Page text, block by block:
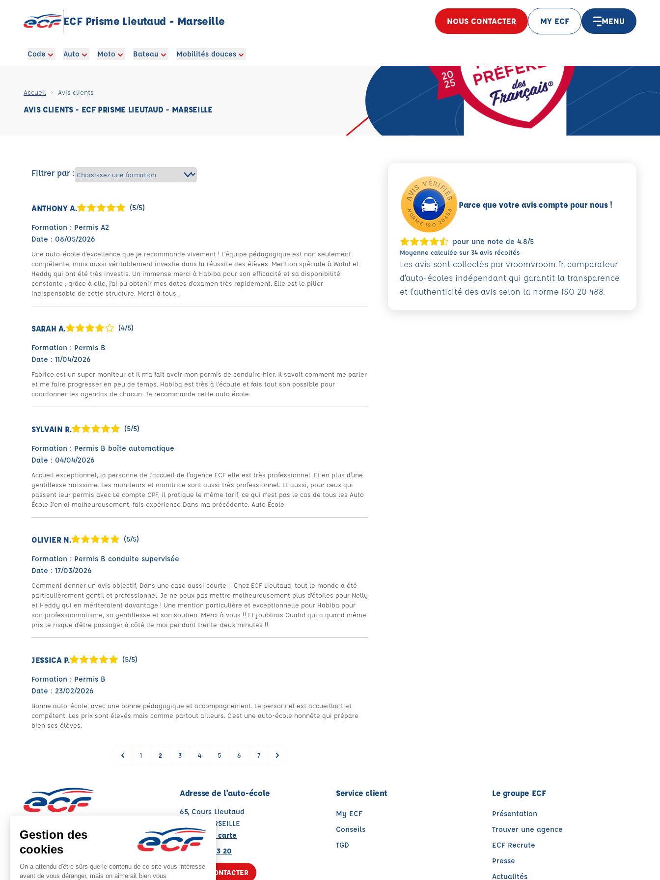
ECF Prisme Lieutaud - Marseille NOUS CONTACTER MY ECF MENU
Code Auto Moto Bateau Mobilités douces
Accueil Avis clients
AVIS CLIENTS - ECF PRISME LIEUTAUD - MARSEILLE
Filtrer par :
ANTHONY A. (5/5)
Formation : Permis A2
Date : 08/05/2026
Une auto-école d'excellence que je recommande vivement ! L’équipe pédagogique est non seulement
compétente, mais aussi véritablement investie dans la réussite des élèves. Mention spéciale à Walid et
Heddy qui ont été très investis. Un immense merci à Habiba pour son efficacité et sa disponibilité
constante ; grâce à elle, j'ai pu obtenir mes dates d'examen très rapidement. Elle est le pilier
indispensable de cette structure. Merci à tous !
SARAH A. (4/5)
Formation : Permis B
Date : 11/04/2026
Fabrice est un super moniteur et il m’a fait avoir mon permis de conduire hier. Il savait comment me parler
et me faire progresser en peu de temps. Habiba est très à l’écoute et fais tout son possible pour
coordonner les agendas de chacun. Je recommande cette auto école.
SYLVAIN R. (5/5)
Formation : Permis B boîte automatique
Date : 04/04/2026
Accueil exceptionnel, la personne de l’accueil de l’agence ECF elle est très professionnel .Et en plus d’une
gentillesse rarissime. Les moniteurs et monitrice sont aussi très professionnel. Et aussi, pour ceux qui
passent leur permis avec Le compte CPF, il pratique le même tarif, ce qui n’est pas le cas de tous les Auto
École J’en ai malheureusement, fais expérience Dans ma précédente. Auto École.
OLIVIER N. (5/5)
Formation : Permis B conduite supervisée
Date : 17/03/2026
Comment donner un avis objectif, Dans une case aussi courte !! Chez ECF Lieutaud, tout le monde a été
particulièrement gentil et professionnel. Je ne peux pas mettre malheureusement plus d'étoiles pour Nelly
et Heddy qui en mériteraient davantage ! Une mention particulière et exceptionnelle pour Habiba pour
son professionnalisme, sa gentillesse et son soutien. Merci à vous !! Et j'oubliais Oualid qui a quand même
pris le risque d'être passager à côté de moi pendant trente-deux minutes !!
JESSICA P. (5/5)
Formation : Permis B
Date : 23/02/2026
Bonne auto-école, avec une bonne pédagogique et accompagnement. Le personnel est accueillant et
compétent. Les prix sont élevés mais comme partout ailleurs. C'est une auto-école honnête qui prépare
bien ses élèves.
1 2 3 4 5 6 7
Parce que votre avis compte pour nous !
pour une note de 4.8/5
Moyenne calculée sur 34 avis récoltés
Les avis sont collectés par vroomvroom.fr, comparateur
d’auto-écoles indépendant qui garantit la transparence
et l'authenticité des avis selon la norme ISO 20 488.
Note : 4.8/5
Moyenne calculée sur 34 avis
Adresse de l'auto-école
65, Cours Lieutaud
13006 MARSEILLE
Voir sur la carte
04 22 97 03 20
NOUS CONTACTER
Service client
My ECF
Conseils
TGD
Le groupe ECF
Présentation
Trouver une agence
ECF Recrute
Presse
Actualités